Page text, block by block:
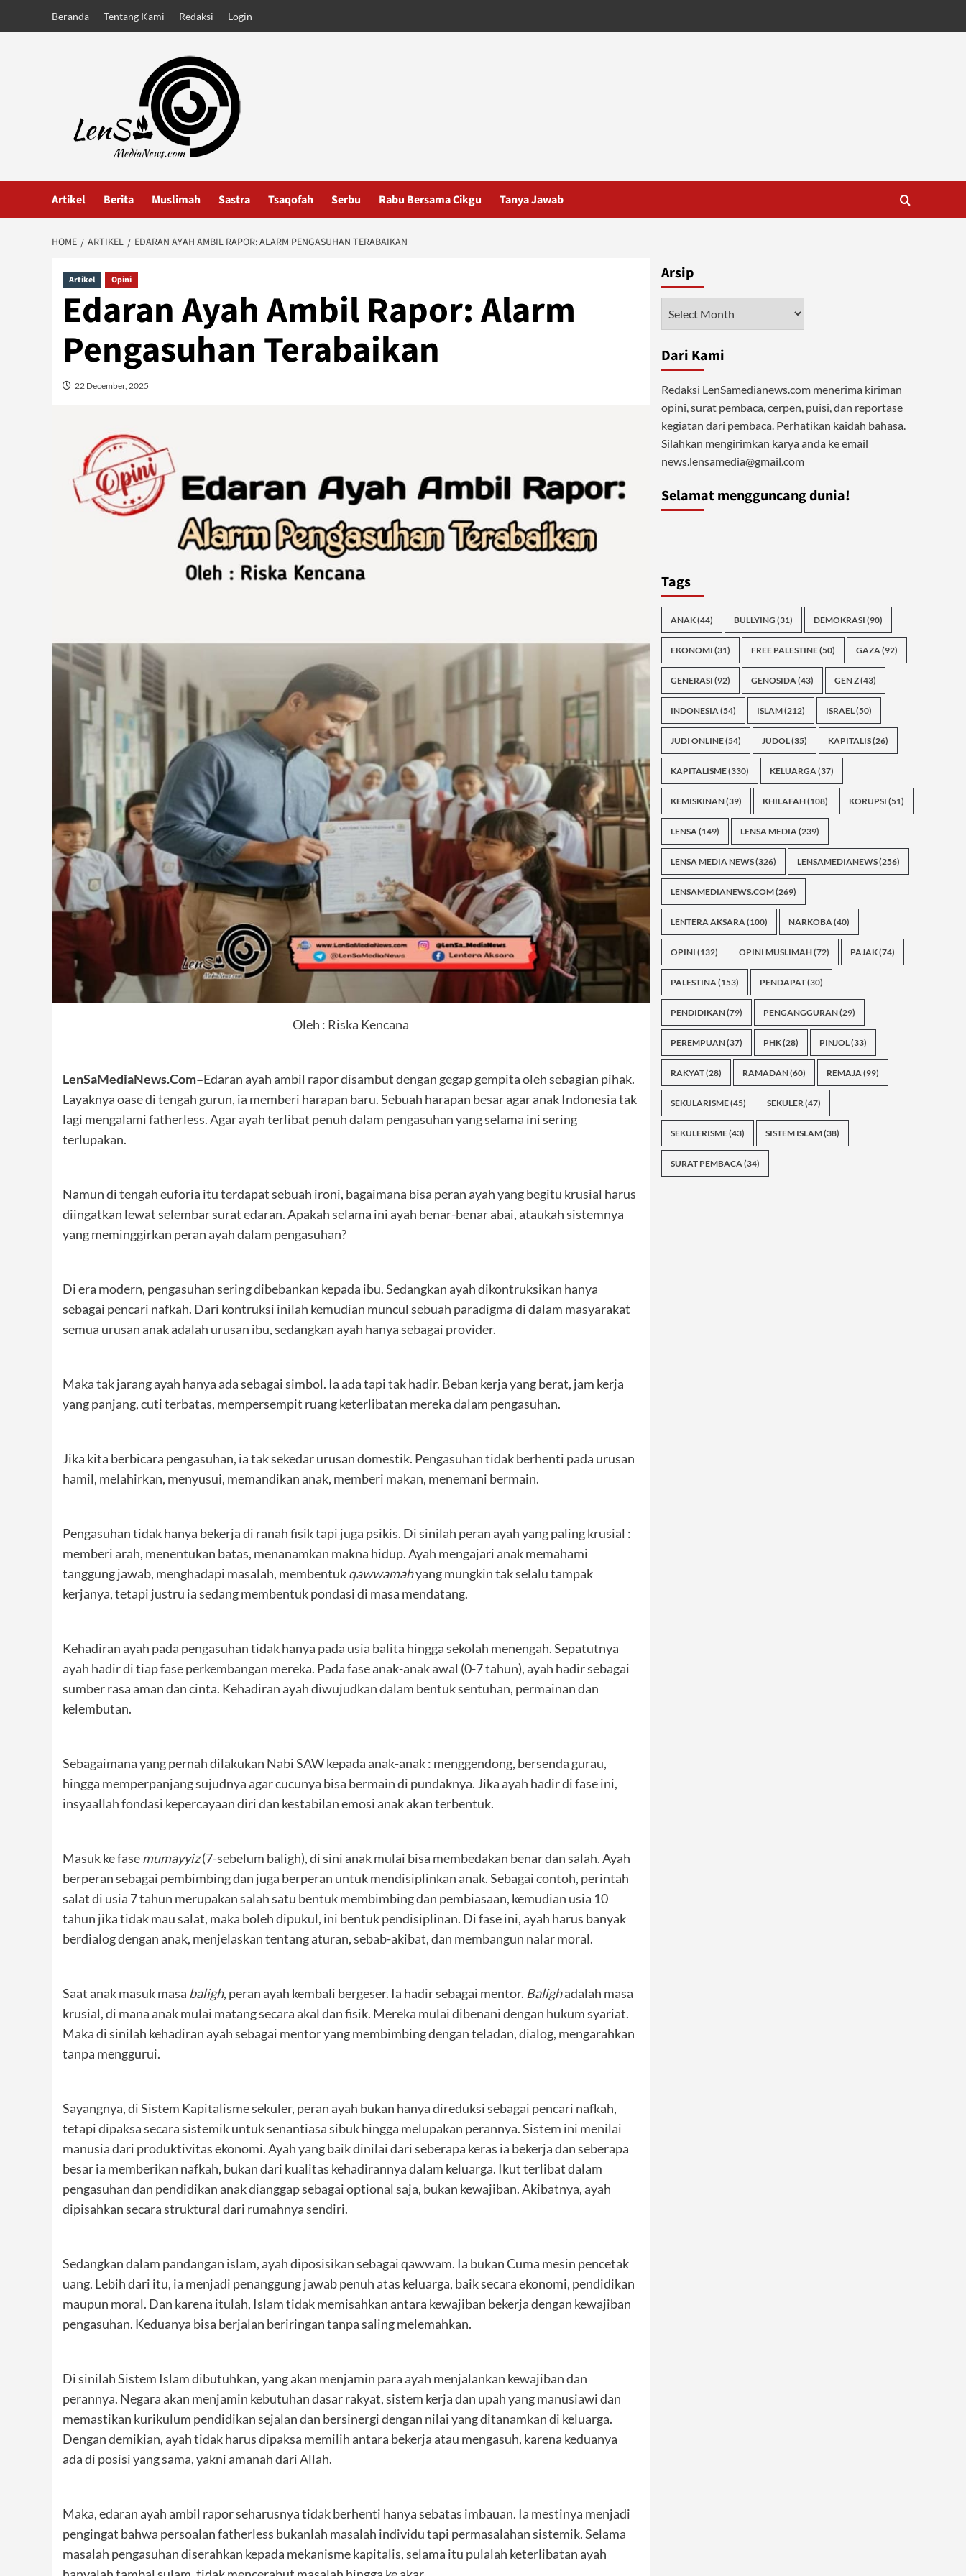
Beranda Tentang Kami Redaksi Login
Artikel Berita Muslimah Sastra Tsaqofah Serbu Rabu Bersama Cikgu Tanya Jawab
HOME ARTIKEL EDARAN AYAH AMBIL RAPOR: ALARM PENGASUHAN TERABAIKAN
Artikel Opini
Edaran Ayah Ambil Rapor: Alarm
Pengasuhan Terabaikan
22 December, 2025
Oleh : Riska Kencana
LenSaMediaNews.Com–Edaran ayah ambil rapor disambut dengan gegap gempita oleh sebagian pihak.
Layaknya oase di tengah gurun, ia memberi harapan baru. Sebuah harapan besar agar anak Indonesia tak
lagi mengalami fatherless. Agar ayah terlibat penuh dalam pengasuhan yang selama ini sering
terlupakan.
Namun di tengah euforia itu terdapat sebuah ironi, bagaimana bisa peran ayah yang begitu krusial harus
diingatkan lewat selembar surat edaran. Apakah selama ini ayah benar-benar abai, ataukah sistemnya
yang meminggirkan peran ayah dalam pengasuhan?
Di era modern, pengasuhan sering dibebankan kepada ibu. Sedangkan ayah dikontruksikan hanya
sebagai pencari nafkah. Dari kontruksi inilah kemudian muncul sebuah paradigma di dalam masyarakat
semua urusan anak adalah urusan ibu, sedangkan ayah hanya sebagai provider.
Maka tak jarang ayah hanya ada sebagai simbol. Ia ada tapi tak hadir. Beban kerja yang berat, jam kerja
yang panjang, cuti terbatas, mempersempit ruang keterlibatan mereka dalam pengasuhan.
Jika kita berbicara pengasuhan, ia tak sekedar urusan domestik. Pengasuhan tidak berhenti pada urusan
hamil, melahirkan, menyusui, memandikan anak, memberi makan, menemani bermain.
Pengasuhan tidak hanya bekerja di ranah fisik tapi juga psikis. Di sinilah peran ayah yang paling krusial :
memberi arah, menentukan batas, menanamkan makna hidup. Ayah mengajari anak memahami
tanggung jawab, menghadapi masalah, membentukqawwamahyang mungkin tak selalu tampak
kerjanya, tetapi justru ia sedang membentuk pondasi di masa mendatang.
Kehadiran ayah pada pengasuhan tidak hanya pada usia balita hingga sekolah menengah. Sepatutnya
ayah hadir di tiap fase perkembangan mereka. Pada fase anak-anak awal (0-7 tahun), ayah hadir sebagai
sumber rasa aman dan cinta. Kehadiran ayah diwujudkan dalam bentuk sentuhan, permainan dan
kelembutan.
Sebagaimana yang pernah dilakukan Nabi SAW kepada anak-anak : menggendong, bersenda gurau,
hingga memperpanjang sujudnya agar cucunya bisa bermain di pundaknya. Jika ayah hadir di fase ini,
insyaallah fondasi kepercayaan diri dan kestabilan emosi anak akan terbentuk.
Masuk ke fasemumayyiz(7-sebelum baligh), di sini anak mulai bisa membedakan benar dan salah. Ayah
berperan sebagai pembimbing dan juga berperan untuk mendisiplinkan anak. Sebagai contoh, perintah
salat di usia 7 tahun merupakan salah satu bentuk membimbing dan pembiasaan, kemudian usia 10
tahun jika tidak mau salat, maka boleh dipukul, ini bentuk pendisiplinan. Di fase ini, ayah harus banyak
berdialog dengan anak, menjelaskan tentang aturan, sebab-akibat, dan membangun nalar moral.
Saat anak masuk masa baligh, peran ayah kembali bergeser. Ia hadir sebagai mentor. Balighadalah masa
krusial, di mana anak mulai matang secara akal dan fisik. Mereka mulai dibenani dengan hukum syariat.
Maka di sinilah kehadiran ayah sebagai mentor yang membimbing dengan teladan, dialog, mengarahkan
tanpa menggurui.
Sayangnya, di Sistem Kapitalisme sekuler, peran ayah bukan hanya direduksi sebagai pencari nafkah,
tetapi dipaksa secara sistemik untuk senantiasa sibuk hingga melupakan perannya. Sistem ini menilai
manusia dari produktivitas ekonomi. Ayah yang baik dinilai dari seberapa keras ia bekerja dan seberapa
besar ia memberikan nafkah, bukan dari kualitas kehadirannya dalam keluarga. Ikut terlibat dalam
pengasuhan dan pendidikan anak dianggap sebagai optional saja, bukan kewajiban. Akibatnya, ayah
dipisahkan secara struktural dari rumahnya sendiri.
Sedangkan dalam pandangan islam, ayah diposisikan sebagai qawwam. Ia bukan Cuma mesin pencetak
uang. Lebih dari itu, ia menjadi penanggung jawab penuh atas keluarga, baik secara ekonomi, pendidikan
maupun moral. Dan karena itulah, Islam tidak memisahkan antara kewajiban bekerja dengan kewajiban
pengasuhan. Keduanya bisa berjalan beriringan tanpa saling melemahkan.
Di sinilah Sistem Islam dibutuhkan, yang akan menjamin para ayah menjalankan kewajiban dan
perannya. Negara akan menjamin kebutuhan dasar rakyat, sistem kerja dan upah yang manusiawi dan
memastikan kurikulum pendidikan sejalan dan bersinergi dengan nilai yang ditanamkan di keluarga.
Dengan demikian, ayah tidak harus dipaksa memilih antara bekerja atau mengasuh, karena keduanya
ada di posisi yang sama, yakni amanah dari Allah.
Maka, edaran ayah ambil rapor seharusnya tidak berhenti hanya sebatas imbauan. Ia mestinya menjadi
pengingat bahwa persoalan fatherless bukanlah masalah individu tapi permasalahan sistemik. Selama
masalah pengasuhan diserahkan kepada mekanisme kapitalis, selama itu pulalah keterlibatan ayah
Arsip
Dari Kami
Redaksi LenSamedianews.com menerima kiriman
opini, surat pembaca, cerpen, puisi, dan reportase
kegiatan dari pembaca. Perhatikan kaidah bahasa.
Silahkan mengirimkan karya anda ke email
news.lensamedia@gmail.com
Selamat mengguncang dunia!
Tags
ANAK(44) BULLYING (31) DEMOKRASI (90)
EKONOMI (31) FREE PALESTINE(50) GAZA(92)
GENERASI (92) GENOSIDA(43) GEN Z(43)
INDONESIA(54) ISLAM(212) ISRAEL(50)
JUDI ONLINE(54) JUDOL(35) KAPITALIS(26)
KAPITALISME(330) KELUARGA(37)
KEMISKINAN(39) KHILAFAH(108) KORUPSI (51)
LENSA(149) LENSA MEDIA(239)
LENSA MEDIA NEWS(326) LENSAMEDIANEWS(256)
LENSAMEDIANEWS.COM(269)
LENTERA AKSARA(100) NARKOBA(40)
OPINI (132) OPINI MUSLIMAH(72) PAJAK(74)
PALESTINA(153) PENDAPAT(30)
PENDIDIKAN(79) PENGANGGURAN(29)
PEREMPUAN(37) PHK(28) PINJOL(33)
RAKYAT(28) RAMADAN(60) REMAJA(99)
SEKULARISME(45) SEKULER(47)
SEKULERISME(43) SISTEM ISLAM(38)
SURAT PEMBACA(34)